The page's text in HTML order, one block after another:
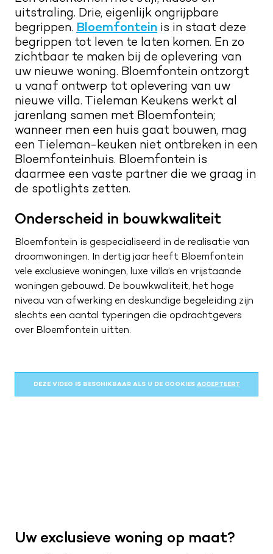
Kwaliteit en service
Merken
Verkoopadviseurs
Vacatures
Nieuwsbrief
Route naar showroom
Servicemelding
0187 602 555
info@tieleman.nl
DI
09:00 – 17:00
DO
09:00 – 17:00
VR
09:00 – 21:00
ZA
09:00 – 17:00
ZO
Gesloten
Maak een afspraak
uitstraling. Drie, eigenlijk ongrijpbare
begrippen. Bloemfontein is in staat deze
begrippen tot leven te laten komen. En zo
zichtbaar te maken bij de oplevering van
uw nieuwe woning. Bloemfontein ontzorgt
u vanaf ontwerp tot oplevering van uw
nieuwe villa. Tieleman Keukens werkt al
jarenlang samen met Bloemfontein;
wanneer men een huis gaat bouwen, mag
een Tieleman-keuken niet ontbreken in een
Bloemfonteinhuis. Bloemfontein is
daarmee een vaste partner die we graag in
de spotlights zetten.
Onderscheid in bouwkwaliteit
Bloemfontein is gespecialiseerd in de realisatie van
droomwoningen. In dertig jaar heeft Bloemfontein
vele exclusieve woningen, luxe villa’s en vrijstaande
woningen gebouwd. De bouwkwaliteit, het hoge
niveau van afwerking en deskundige begeleiding zijn
slechts een aantal typeringen die opdrachtgevers
over Bloemfontein uitten.
DEZE VIDEO IS BESCHIKBAAR ALS U DE COOKIES ACCEPTEERT
Uw exclusieve woning op maat?